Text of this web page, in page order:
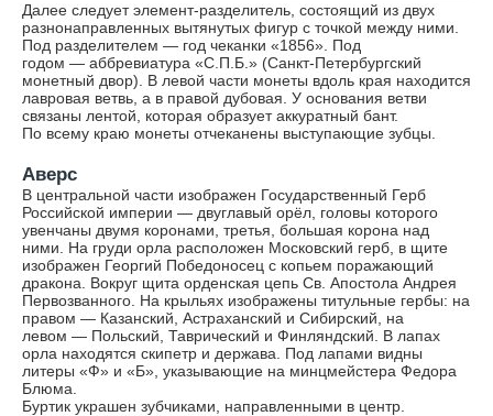
Далее следует элемент-разделитель, состоящий из двух
разнонаправленных вытянутых фигур с точкой между ними.
Под разделителем — год чеканки «1856». Под
годом — аббревиатура «С.П.Б.» (Санкт-Петербургский
монетный двор). В левой части монеты вдоль края находится
лавровая ветвь, а в правой дубовая. У основания ветви
связаны лентой, которая образует аккуратный бант.
По всему краю монеты отчеканены выступающие зубцы.
Аверс
В центральной части изображен Государственный Герб
Российской империи — двуглавый орёл, головы которого
увенчаны двумя коронами, третья, большая корона над
ними. На груди орла расположен Московский герб, в щите
изображен Георгий Победоносец с копьем поражающий
дракона. Вокруг щита орденская цепь Св. Апостола Андрея
Первозванного. На крыльях изображены титульные гербы: на
правом — Казанский, Астраханский и Сибирский, на
левом — Польский, Таврический и Финляндский. В лапах
орла находятся скипетр и держава. Под лапами видны
литеры «Ф» и «Б», указывающие на минцмейстера Федора
Блюма.
Буртик украшен зубчиками, направленными в центр.